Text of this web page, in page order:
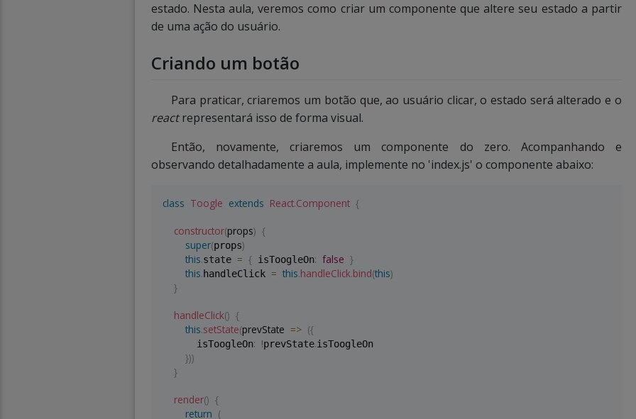
estado. Nesta aula, veremos como criar um componente que altere seu estado a partir
de uma ação do usuário.
Criando um botão
Para praticar, criaremos um botão que, ao usuário clicar, o estado será alterado e o
reactrepresentará isso de forma visual.
Então, novamente, criaremos um componente do zero. Acompanhando e
observando detalhadamente a aula, implemente no 'index.js' o componente abaixo:
class Toogle extends React.Component {
constructor(props) {
super(props)
this.state = { isToogleOn: false }
this.handleClick = this.handleClick.bind(this)
}
handleClick() {
this.setState(prevState => ({
      isToogleOn
: !prevState.isToogleOn
}))
}
render() {
return (